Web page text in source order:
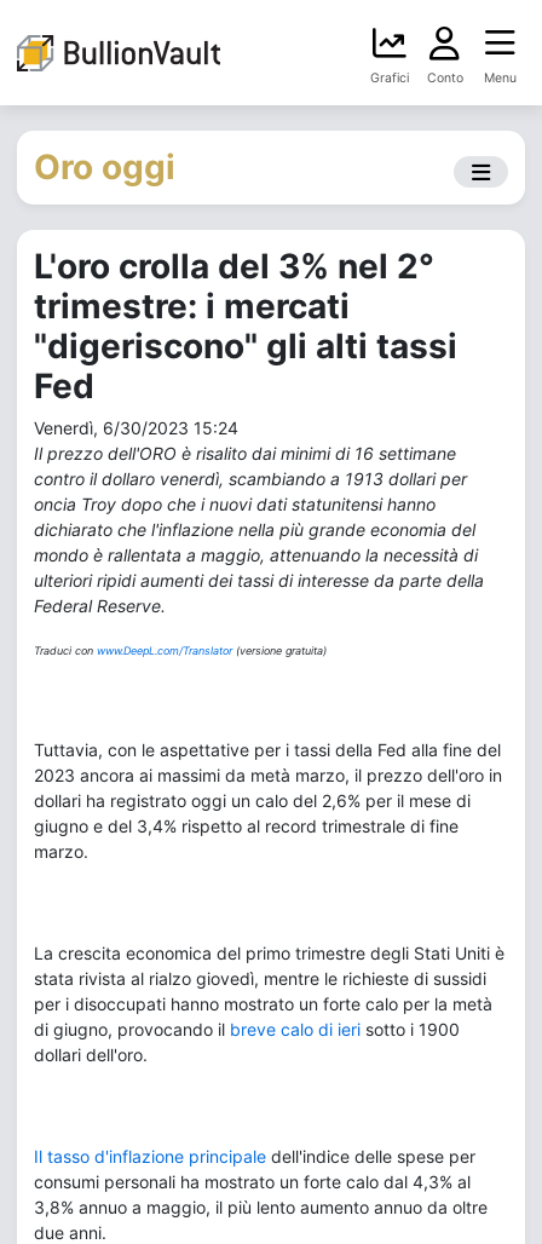
Grafici Conto Menu
Oro oggi
L'oro crolla del 3% nel 2°
trimestre: i mercati
"digeriscono" gli alti tassi
Fed
Venerdì, 6/30/2023 15:24
Il prezzo dell'ORO è risalito dai minimi di 16 settimane
contro il dollaro venerdì, scambiando a 1913 dollari per
oncia Troy dopo che i nuovi dati statunitensi hanno
dichiarato che l'inflazione nella più grande economia del
mondo è rallentata a maggio, attenuando la necessità di
ulteriori ripidi aumenti dei tassi di interesse da parte della
Federal Reserve.
Traduci con www.DeepL.com/Translator(versione gratuita)
Tuttavia, con le aspettative per i tassi della Fed alla fine del
2023 ancora ai massimi da metà marzo, il prezzo dell'oro in
dollari ha registrato oggi un calo del 2,6% per il mese di
giugno e del 3,4% rispetto al record trimestrale di fine
marzo.
La crescita economica del primo trimestre degli Stati Uniti è
stata rivista al rialzo giovedì, mentre le richieste di sussidi
per i disoccupati hanno mostrato un forte calo per la metà
di giugno, provocando il breve calo di ieri sotto i 1900
dollari dell'oro.
Il tasso d'inflazione principale dell'indice delle spese per
consumi personali ha mostrato un forte calo dal 4,3% al
3,8% annuo a maggio, il più lento aumento annuo da oltre
due anni.